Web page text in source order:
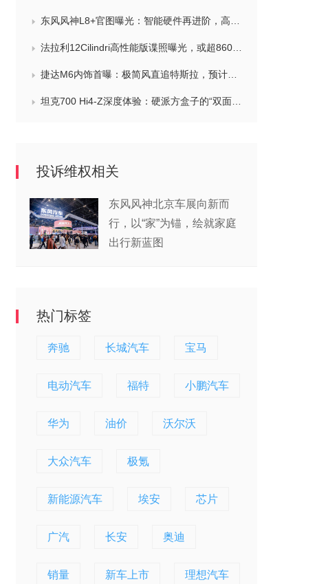
东风风神L8+官图曝光：智能硬件再进阶，高阶辅助驾驶成核心卖点
法拉利12Cilindri高性能版谍照曝光，或超860马力/手动挡回归
捷达M6内饰首曝：极简风直追特斯拉，预计下半年上市
坦克700 Hi4-Z深度体验：硬派方盒子的“双面人生”新解
投诉维权相关
东风风神北京车展向新而
行，以“家”为锚，绘就家庭
出行新蓝图
热门标签
奔驰 长城汽车 宝马
电动汽车 福特 小鹏汽车
华为 油价 沃尔沃
大众汽车 极氪
新能源汽车 埃安 芯片
广汽 长安 奥迪
销量 新车上市 理想汽车